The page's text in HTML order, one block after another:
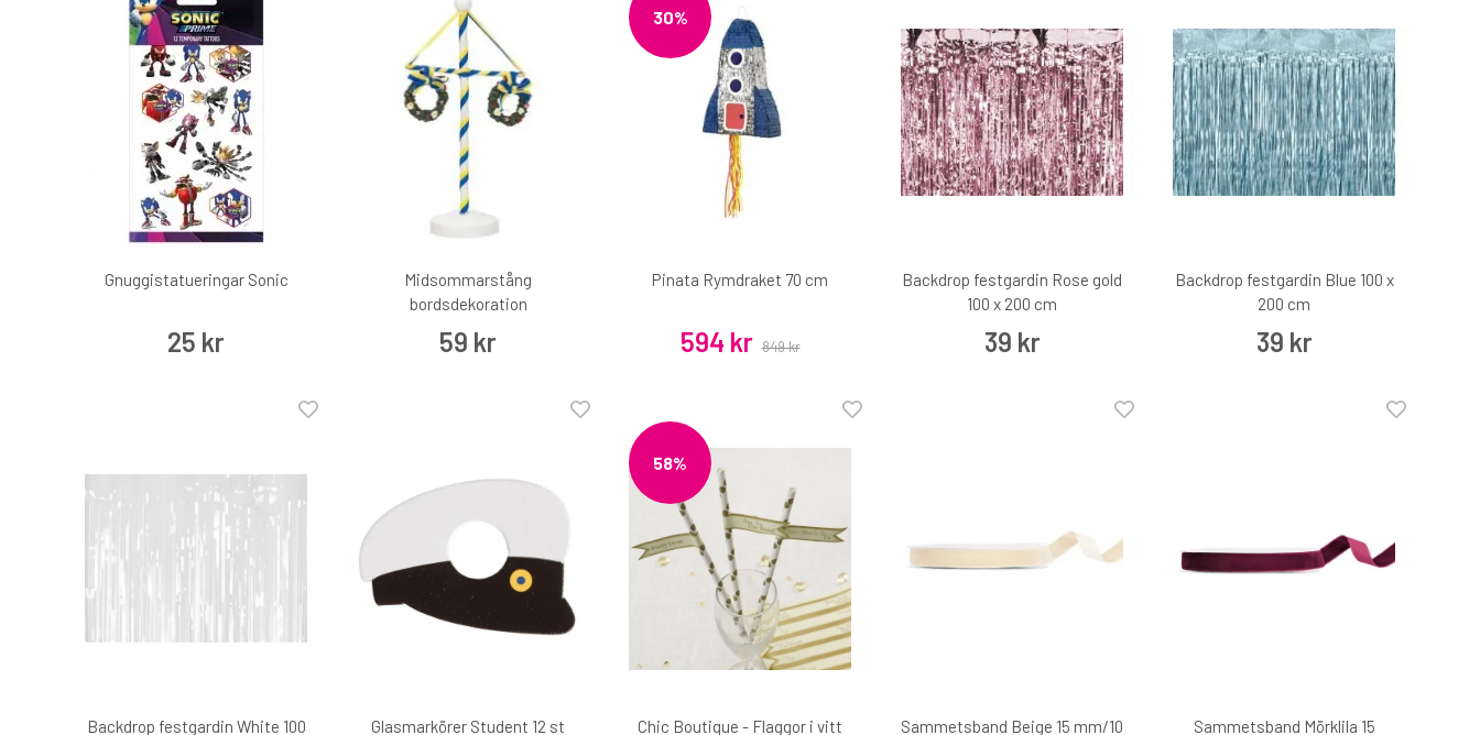
Gnuggistatueringar Sonic
25 kr
Midsommarstång
bordsdekoration
59 kr
30%
Pinata Rymdraket 70 cm
594 kr 849 kr
Backdrop festgardin Rose gold
100 x 200 cm
39 kr
Backdrop festgardin Blue 100 x
200 cm
39 kr
Backdrop festgardin White 100
Glasmarkörer Student 12 st
58%
Chic Boutique - Flaggor i vitt
Sammetsband Beige 15 mm/10
Sammetsband Mörklila 15